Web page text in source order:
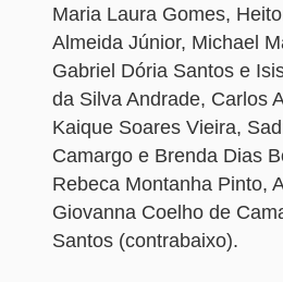
Maria Laura Gomes,
Almeida Júnior, Michael
Gabriel Dória Santos e
da Silva Andrade, Carlos
Kaique Soares Vieira,
Camargo e Brenda Dias
Rebeca Montanha Pinto,
Giovanna Coelho de
Santos (contrabaixo).